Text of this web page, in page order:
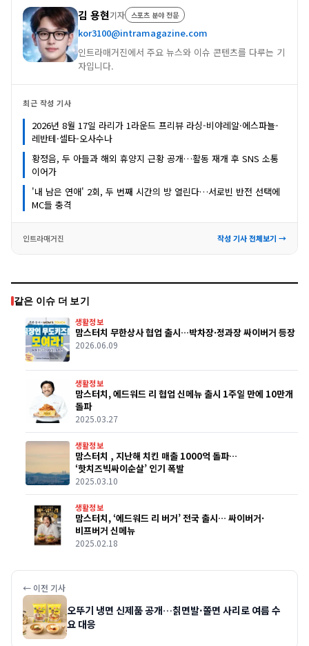
김 용현기자 스포츠 분야 전문
kor3100@intramagazine.com
인트라매거진에서 주요 뉴스와 이슈 콘텐츠를 다루는 기
자입니다.
최근 작성 기사
2026년 8월 17일 라리가 1라운드 프리뷰 라싱-비야레알·에스파뇰-
레반테·셀타-오사수나
황정음, 두 아들과 해외 휴양지 근황 공개…활동 재개 후 SNS 소통
이어가
'내 남은 연애' 2회, 두 번째 시간의 방 열린다…서로빈 반전 선택에
MC들 충격
인트라매거진 작성 기사 전체보기 →
같은 이슈 더 보기
생활정보
맘스터치 무한상사 협업 출시…박차장·정과장 싸이버거 등장
2026.06.09
생활정보
맘스터치, 에드워드 리 협업 신메뉴 출시 1주일 만에 10만개
돌파
2025.03.27
생활정보
맘스터치 , 지난해 치킨 매출 1000억 돌파…
‘핫치즈빅싸이순살’ 인기 폭발
2025.03.10
생활정보
맘스터치, ‘에드워드 리 버거’ 전국 출시… 싸이버거·
비프버거 신메뉴
2025.02.18
← 이전 기사
오뚜기 냉면 신제품 공개…칡면발·쫄면 사리로 여름 수
요 대응